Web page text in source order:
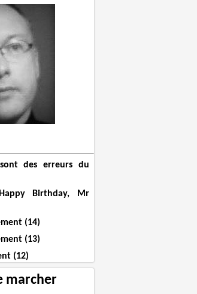
des erreurs du
Birthday, Mr
(14)
(13)
(12)
marcher